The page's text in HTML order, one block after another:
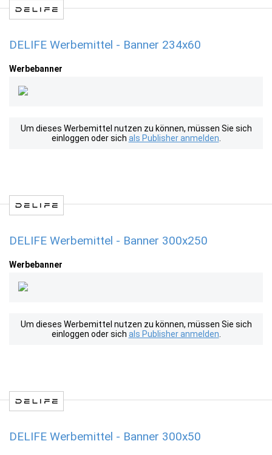
DELIFE Werbemittel - Banner 234x60
Werbebanner
Um dieses Werbemittel nutzen zu können, müssen Sie sich
einloggen oder sich als Publisher anmelden
DELIFE Werbemittel - Banner 300x250
Werbebanner
Um dieses Werbemittel nutzen zu können, müssen Sie sich
einloggen oder sich als Publisher anmelden
DELIFE Werbemittel - Banner 300x50